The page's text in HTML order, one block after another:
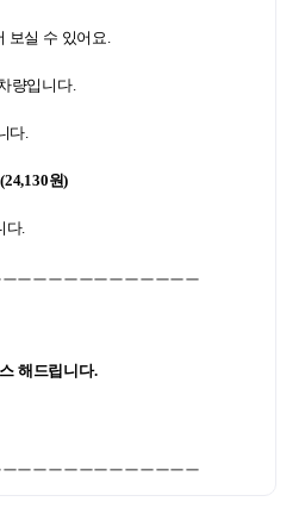
보실 수 있어요.
량입니다.
다.
(24,130원)
다.
ㅡㅡㅡㅡㅡㅡㅡㅡㅡㅡㅡㅡ
해드립니다.
ㅡㅡㅡㅡㅡㅡㅡㅡㅡㅡㅡㅡ